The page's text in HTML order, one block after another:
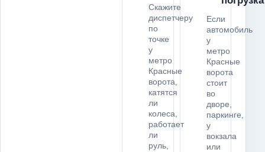
Скажите
диспетчеру
по
точке
у
метро
Красные
ворота,
катятся
ли
колеса,
работает
ли
руль,
Если
автомобиль
у
метро
Красные
ворота
стоит
во
дворе,
паркинге,
у
вокзала
или